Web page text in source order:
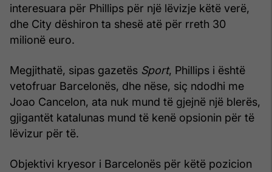
interesuara për Phillips për një lëvizje këtë verë,
dhe City dëshiron ta shesë atë për rreth 30
milionë euro.
Megjithatë, sipas gazetës Sport, Phillips i është
vetofruar Barcelonës, dhe nëse, siç ndodhi me
Joao Cancelon, ata nuk mund të gjejnë një blerës,
gjigantët katalunas mund të kenë opsionin për të
lëvizur për të.
Objektivi kryesor i Barcelonës për këtë pozicion